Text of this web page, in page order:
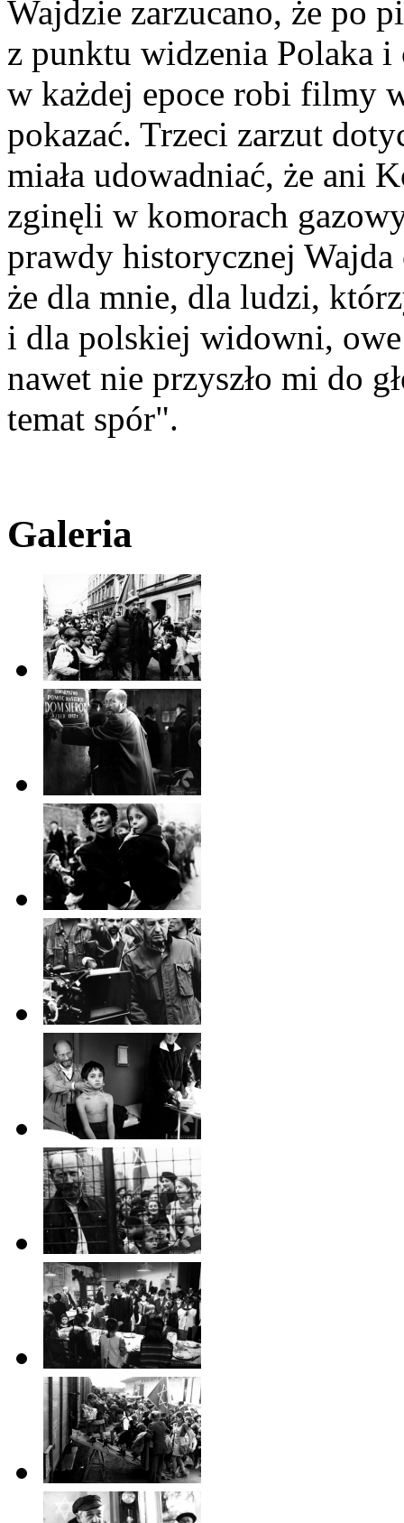
Wajdzie zarzucano, że po
z punktu widzenia Polaka
w każdej epoce robi filmy
pokazać. Trzeci zarzut
miała udowadniać, że ani
zginęli w komorach
prawdy historycznej
że dla mnie, dla ludzi,
i dla polskiej widowni, owe
nawet nie przyszło mi do
temat spór".
Galeria